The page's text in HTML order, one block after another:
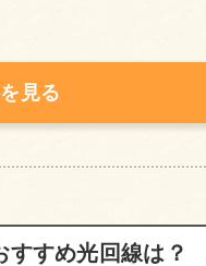
見る
すすめ光回線は？